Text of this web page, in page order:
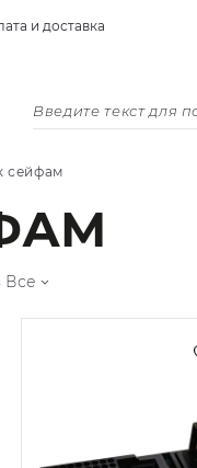
и доставка
сейфам
Все